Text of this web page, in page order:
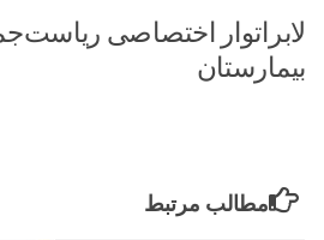
لابراتوار اختصاصی
بیمارستان
مطالب مرتبط